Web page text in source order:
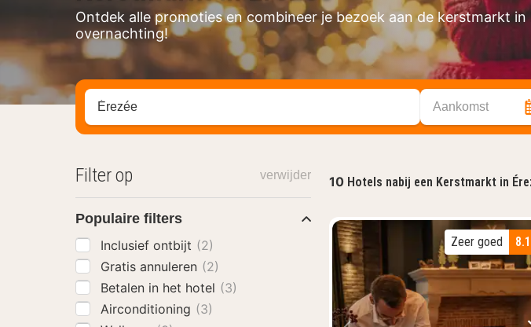
Ontdek alle promoties en combineer je bezoek aan de kerstmarkt in
overnachting!
Zoek op hotel, regio of stad Aankomst
10 Hotels nabij een Kerstmarkt in
8.1
Zeer goed
Filter op verwijder
Populaire filters
Inclusief ontbijt (2)
Gratis annuleren (2)
Betalen in het hotel (3)
Airconditioning (3)